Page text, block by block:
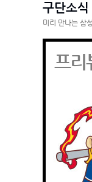
구단소식
미리 만나는 삼
프리